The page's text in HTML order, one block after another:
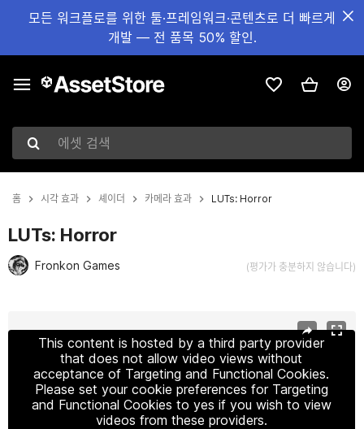
모든 워크플로를 위한 툴·프레임워크·콘텐츠로 더 빠르게
개발 — 전 품목 50% 할인.
에셋 검색
홈 시각 효과 셰이더 카메라 효과 LUTs: Horror
LUTs: Horror
Fronkon Games (평가가 충분하지 않습니다)
This content is hosted by a third party provider
that does not allow video views without
acceptance of Targeting and Functional Cookies.
Please set your cookie preferences for Targeting
and Functional Cookies to yes if you wish to view
videos from these providers.